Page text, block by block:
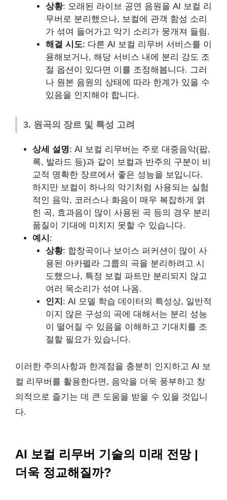
상황: 오래된 라이브 공연 음원을 AI 보컬 리
무버로 분리했으나, 보컬에 관객 함성 소리
가 섞여 들어가고 악기 소리가 뭉개져 들림.
해결 시도: 다른 AI 보컬 리무버 서비스를 이
용해보거나, 해당 서비스 내에 분리 강도 조
절 옵션이 있다면 이를 조정해봅니다. 그러
나 원본 음원의 상태에 따라 한계가 있을 수
있음을 인지해야 합니다.
3. 원곡의 장르 및 특성 고려
상세 설명: AI 보컬 리무버는 주로 대중음악(팝,
록, 발라드 등)과 같이 보컬과 반주의 구분이 비
교적 명확한 장르에서 좋은 성능을 보입니다.
하지만 보컬이 하나의 악기처럼 사용되는 실험
적인 음악, 코러스나 화음이 매우 복잡하게 얽
힌 곡, 효과음이 많이 사용된 곡 등의 경우 분리
품질이 기대에 미치지 못할 수 있습니다.
예시 :
상황: 합창곡이나 보이스 퍼커션이 많이 사
용된 아카펠라 그룹의 곡을 분리하려고 시
도했으나, 특정 보컬 파트만 분리되지 않고
여러 목소리가 섞여 나옴.
인지 : AI 모델 학습 데이터의 특성상, 일반적
이지 않은 구성의 곡에 대해서는 분리 성능
이 떨어질 수 있음을 이해하고 기대치를 조
절할 필요가 있습니다.
이러한 주의사항과 한계점을 충분히 인지하고 AI 보
컬 리무버를 활용한다면, 음악을 더욱 풍부하고 창
의적으로 즐기는 데 큰 도움을 받을 수 있을 것입니
다.
AI 보컬 리무버 기술의 미래 전망 |
더욱 정교해질까?